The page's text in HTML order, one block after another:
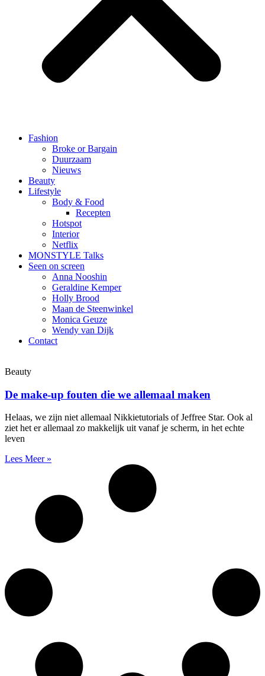
Fashion
Broke or Bargain
Duurzaam
Nieuws
Beauty
Lifestyle
Body & Food
Recepten
Hotspot
Interior
Netflix
MONSTYLE Talks
Seen on screen
Anna Nooshin
Geraldine Kemper
Holly Brood
Maan de Steenwinkel
Monica Geuze
Wendy van Dijk
Contact
Beauty
De make-up fouten die we allemaal maken
Helaas, we zijn niet allemaal Nikkietutorials of Jeffree Star. Ook al
ziet het er allemaal zo makkelijk uit vanaf je scherm, in het echte
leven
Lees Meer »